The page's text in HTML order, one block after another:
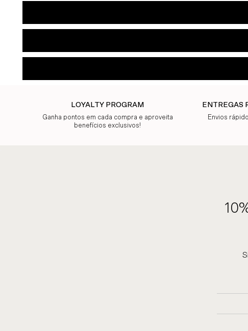
LOYALTY PROGRAM
Ganha pontos em cada compra e aproveita
benefícios exclusivos!
ENTREGAS
Envios